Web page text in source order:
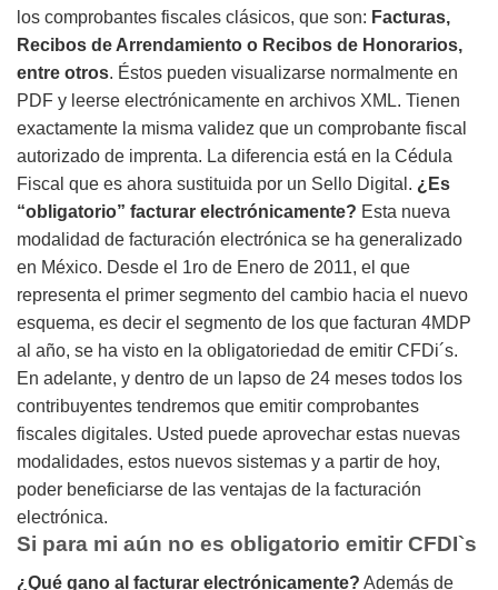
los comprobantes fiscales clásicos, que son: Facturas,
Recibos de Arrendamiento o Recibos de Honorarios,
entre otros. Éstos pueden visualizarse normalmente en
PDF y leerse electrónicamente en archivos XML. Tienen
exactamente la misma validez que un comprobante fiscal
autorizado de imprenta. La diferencia está en la Cédula
Fiscal que es ahora sustituida por un Sello Digital. ¿Es
“obligatorio” facturar electrónicamente? Esta nueva
modalidad de facturación electrónica se ha generalizado
en México. Desde el 1ro de Enero de 2011, el que
representa el primer segmento del cambio hacia el nuevo
esquema, es decir el segmento de los que facturan 4MDP
al año, se ha visto en la obligatoriedad de emitir CFDi´s.
En adelante, y dentro de un lapso de 24 meses todos los
contribuyentes tendremos que emitir comprobantes
fiscales digitales. Usted puede aprovechar estas nuevas
modalidades, estos nuevos sistemas y a partir de hoy,
poder beneficiarse de las ventajas de la facturación
electrónica.
Si para mi aún no es obligatorio emitir CFDI`s
¿Qué gano al facturar electrónicamente? Además de